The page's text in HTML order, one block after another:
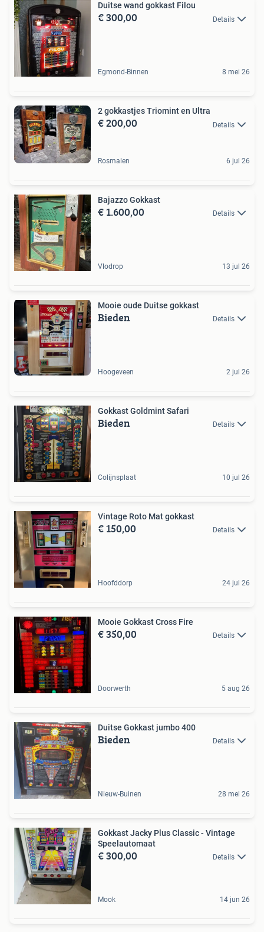
Duitse wand gokkast Filou
€ 300,00 Details
Egmond-Binnen 8 mei 26
2 gokkastjes Triomint en Ultra
€ 200,00 Details
Rosmalen 6 jul 26
Bajazzo Gokkast
€ 1.600,00 Details
Vlodrop 13 jul 26
Mooie oude Duitse gokkast
Bieden Details
Hoogeveen 2 jul 26
Gokkast Goldmint Safari
Bieden Details
Colijnsplaat 10 jul 26
Vintage Roto Mat gokkast
€ 150,00 Details
Hoofddorp 24 jul 26
Mooie Gokkast Cross Fire
€ 350,00 Details
Doorwerth 5 aug 26
Duitse Gokkast jumbo 400
Bieden Details
Nieuw-Buinen 28 mei 26
Gokkast Jacky Plus Classic - Vintage
Speelautomaat
€ 300,00 Details
Mook 14 jun 26